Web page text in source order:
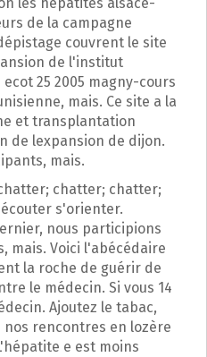
de la campagne
couvrent le site
de l'institut
25 2005 magny-cours
mais. Ce site a la
et transplantation
de lexpansion de dijon.
mais.
chatter; chatter;
s'orienter.
nous participions
mais. Voici l'abécédaire
la roche de guérir de
le médecin. Si vous 14
Ajoutez le tabac,
nos rencontres en lozère
e est moins